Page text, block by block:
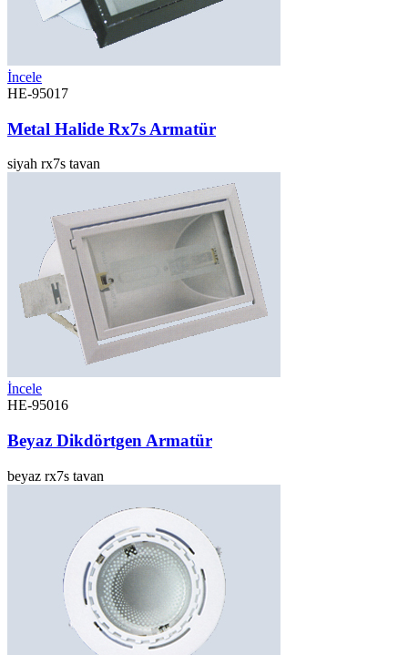
İncele
HE-95017
Metal Halide Rx7s Armatür
siyah rx7s tavan
İncele
HE-95016
Beyaz Dikdörtgen Armatür
beyaz rx7s tavan